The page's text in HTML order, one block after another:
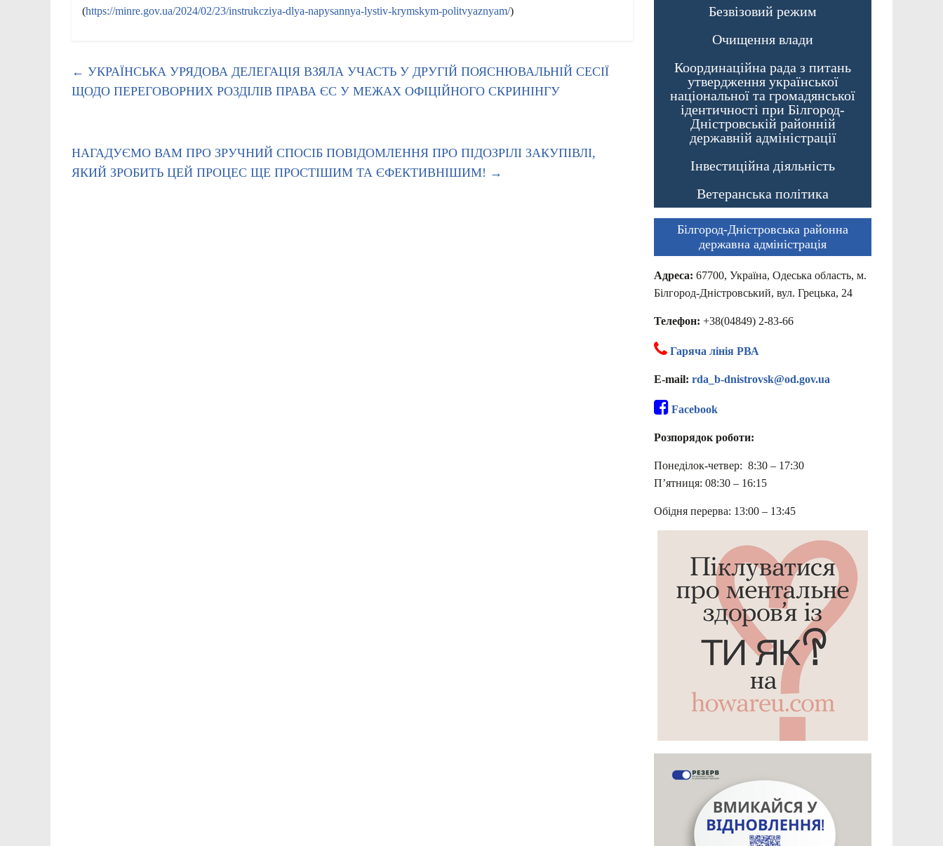
(https://minre.gov.ua/2024/02/23/instrukcziya-dlya-napysannya-lystiv-krymskym-politvyaznyam/)
← УКРАЇНСЬКА УРЯДОВА ДЕЛЕГАЦІЯ ВЗЯЛА УЧАСТЬ У ДРУГІЙ ПОЯСНЮВАЛЬНІЙ СЕСІЇ
ЩОДО ПЕРЕГОВОРНИХ РОЗДІЛІВ ПРАВА ЄС У МЕЖАХ ОФІЦІЙНОГО СКРИНІНГУ
НАГАДУЄМО ВАМ ПРО ЗРУЧНИЙ СПОСІБ ПОВІДОМЛЕННЯ ПРО ПІДОЗРІЛІ ЗАКУПІВЛІ,
ЯКИЙ ЗРОБИТЬ ЦЕЙ ПРОЦЕС ЩЕ ПРОСТІШИМ ТА ЄФЕКТИВНІШИМ! →
Безвізовий режим
Очищення влади
Координаційна рада з питань
утвердження української
національної та громадянської
ідентичності при Білгород-
Дністровській районній
державній адміністрації
Інвестиційна діяльність
Ветеранська політика
Білгород-Дністровська районна
державна адміністрація
Адреса: 67700, Україна, Одеська область, м.
Білгород-Дністровський, вул. Грецька, 24
Телефон: +38(04849) 2-83-66
Гаряча лінія РВА
E-mail: rda_b-dnistrovsk@od.gov.ua
Facebook
Розпорядок роботи:
Понеділок-четвер: 8:30 – 17:30
П’ятниця: 08:30 – 16:15
Обідня перерва: 13:00 – 13:45